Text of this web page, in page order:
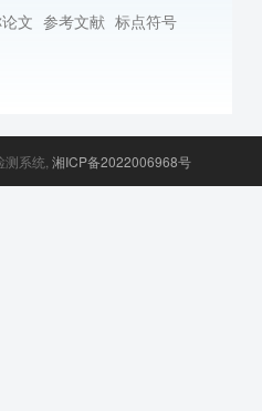
文 参考文献 标点符号
系统, 湘ICP备2022006968号